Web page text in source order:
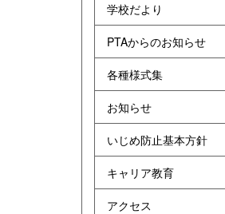
学校だより
PTAからのお知らせ
各種様式集
お知らせ
いじめ防止基本方針
キャリア教育
アクセス